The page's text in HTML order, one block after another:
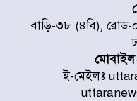
বাড়ি-৩৮ (৪বি), রোড-
মোবাইল
ই-মেইলঃ